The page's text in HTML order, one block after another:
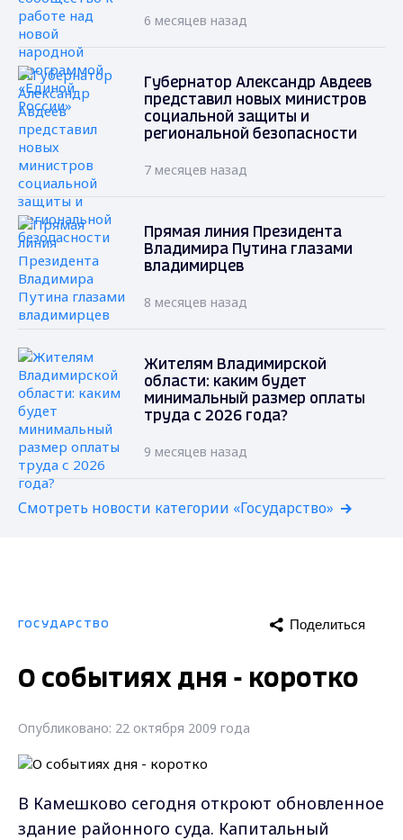
6 месяцев назад
Губернатор Александр Авдеев
представил новых министров
социальной защиты и
региональной безопасности
7 месяцев назад
Прямая линия Президента
Владимира Путина глазами
владимирцев
8 месяцев назад
Жителям Владимирской
области: каким будет
минимальный размер оплаты
труда с 2026 года?
9 месяцев назад
Смотреть новости категории «Государство»
ГОСУДАРСТВО Поделиться
О событиях дня - коротко
Опубликовано: 22 октября 2009 года
В Камешково сегодня откроют обновленное
здание районного суда. Капитальный